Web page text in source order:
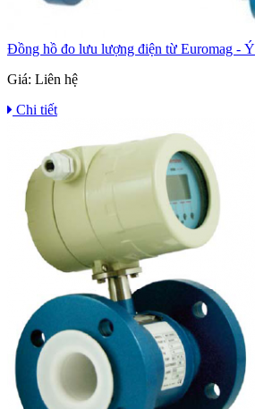
Đồng hồ đo lưu lượng điện từ Euromag - Ý
Giá: Liên hệ
Chi tiết